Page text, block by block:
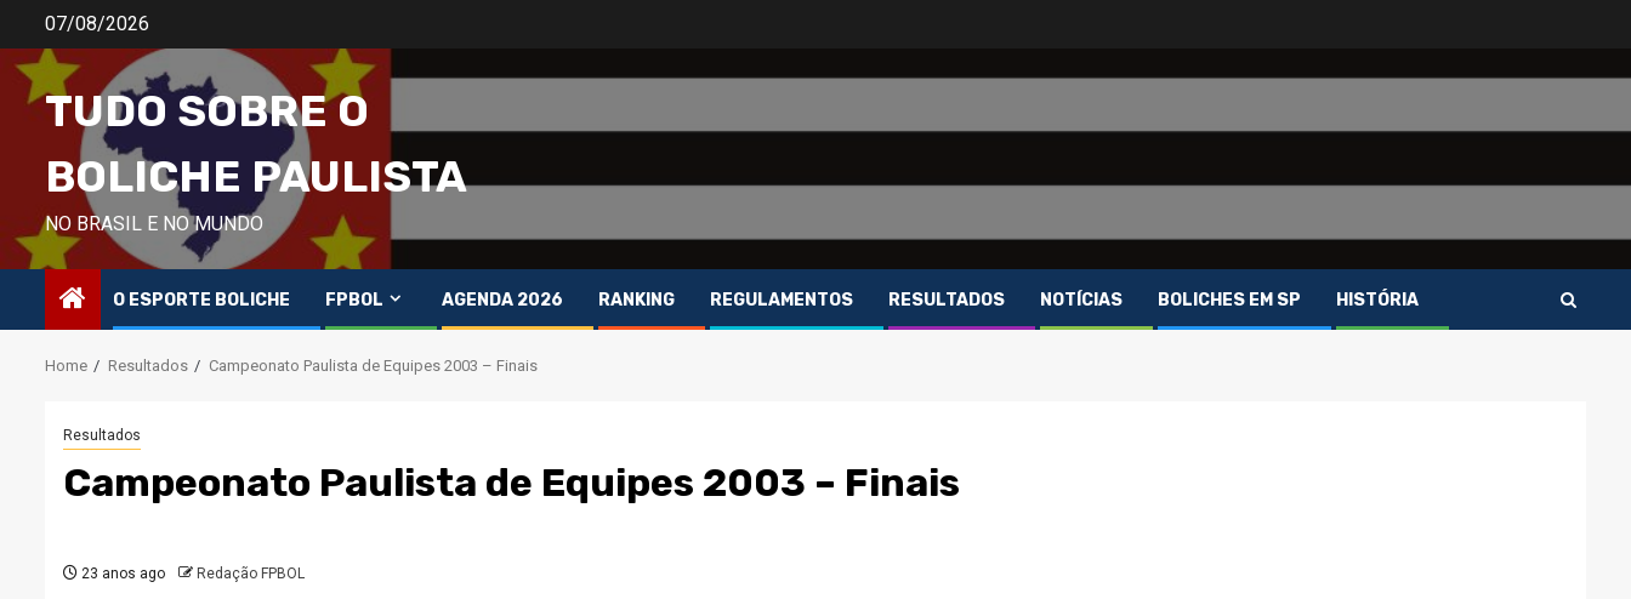
content
07/08/2026
TUDO SOBRE O
BOLICHE PAULISTA
NO BRASIL E NO MUNDO
O ESPORTE BOLICHE FPBOL AGENDA 2026 RANKING REGULAMENTOS RESULTADOS NOTÍCIAS BOLICHES EM SP HISTÓRIA
Home Resultados Campeonato Paulista de Equipes 2003 – Finais
Resultados
Campeonato Paulista de Equipes 2003 – Finais
23 anos ago Redação FPBOL